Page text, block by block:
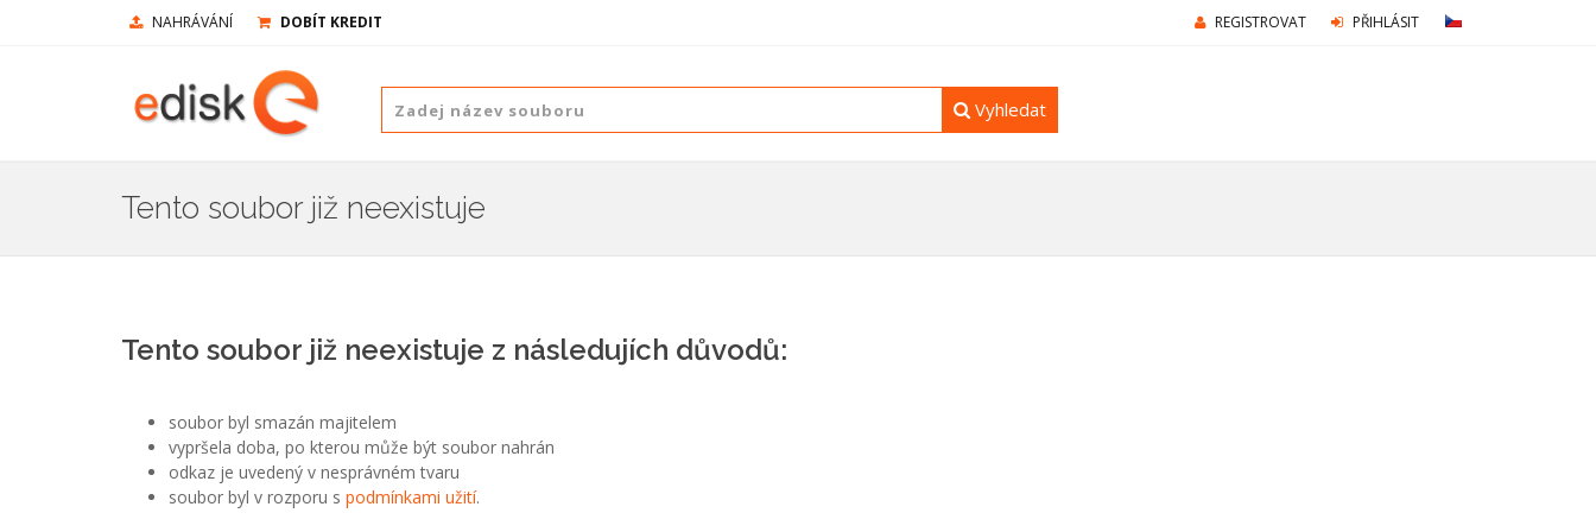
REGISTROVAT PŘIHLÁSIT
NAHRÁVÁNÍ DOBÍT KREDIT
Vyhledat
Tento soubor již neexistuje
Tento soubor již neexistuje z následujích důvodů:
soubor byl smazán majitelem
vypršela doba, po kterou může být soubor nahrán
odkaz je uvedený v nesprávném tvaru
soubor byl v rozporu s podmínkami užití.